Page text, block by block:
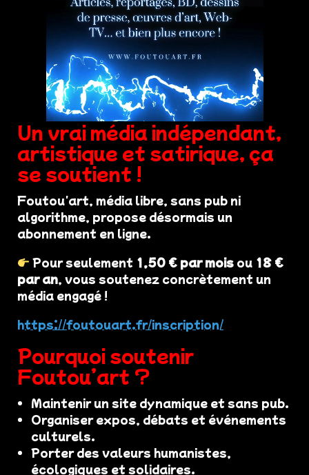
Un vrai média indépendant,
artistique et satirique, ça
se soutient !
Foutou'art, média libre, sans pub ni
algorithme, propose désormais un
abonnement en ligne.
Pour seulement 1,50 € par mois ou 18 €
par an, vous soutenez concrètement un
média engagé !
https://foutouart.fr/inscription/
Pourquoi soutenir
Foutou’art ?
Maintenir un site dynamique et sans pub.
Organiser expos, débats et événements
culturels.
Porter des valeurs humanistes,
écologiques et solidaires.